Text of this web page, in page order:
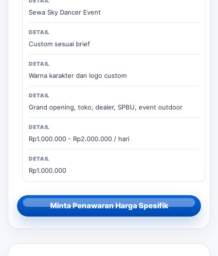
Sewa Sky Dancer Event
Custom sesuai brief
Warna karakter dan logo custom
Grand opening, toko, dealer, SPBU, event outdoor
Rp1.000.000 - Rp2.000.000 / hari
Rp1.000.000
Minta Penawaran Harga Spesifik